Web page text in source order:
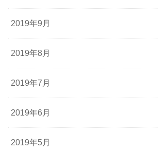
2019年9月
2019年8月
2019年7月
2019年6月
2019年5月